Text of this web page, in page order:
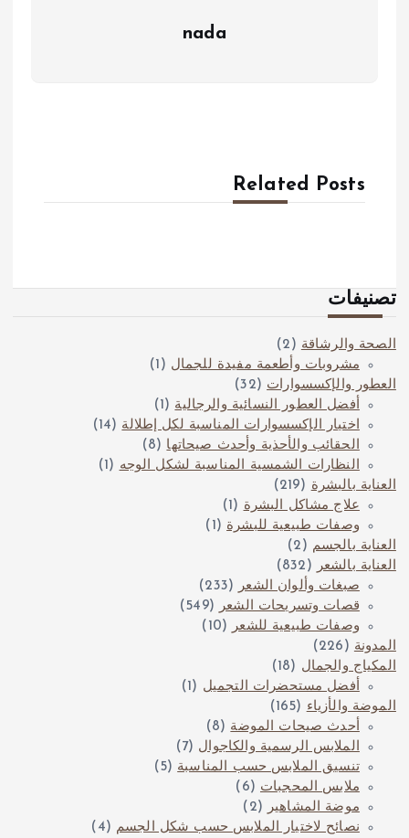
nada
Related Posts
تصنيفات
الصحة والرشاقة (2)
مشروبات وأطعمة مفيدة للجمال (1)
العطور والإكسسوارات (32)
أفضل العطور النسائية والرجالية (1)
اختيار الإكسسوارات المناسبة لكل إطلالة (14)
الحقائب والأحذية وأحدث صيحاتها (8)
النظارات الشمسية المناسبة لشكل الوجه (1)
العناية بالبشرة (219)
علاج مشاكل البشرة (1)
وصفات طبيعية للبشرة (1)
العناية بالجسم (2)
العناية بالشعر
(832)
صبغات وألوان الشعر
(233)
قصات وتسريحات الشعر
(549)
وصفات طبيعية للشعر
(10)
المدونة (226)
المكياج والجمال (18)
أفضل مستحضرات التجميل (1)
الموضة والأزياء (165)
أحدث صيحات الموضة (8)
الملابس الرسمية والكاجوال (7)
تنسيق الملابس حسب المناسبة (5)
ملابس المحجبات (6)
موضة المشاهير
(2)
نصائح لاختيار الملابس حسب شكل الجسم (4)